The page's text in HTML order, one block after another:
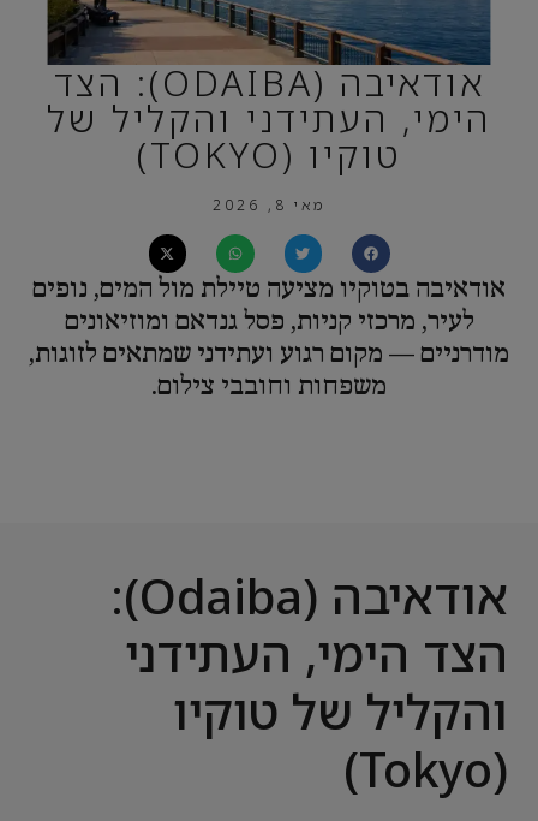
אודאיבה (ODAIBA): הצד
הימי, העתידני והקליל של
טוקיו (TOKYO)
מאי 8, 2026
אודאיבה בטוקיו מציעה טיילת מול המים, נופים
לעיר, מרכזי קניות, פסל גנדאם ומוזיאונים
מודרניים — מקום רגוע ועתידני שמתאים לזוגות,
משפחות וחובבי צילום.
אודאיבה (Odaiba):
הצד הימי, העתידני
והקליל של טוקיו
(Tokyo)